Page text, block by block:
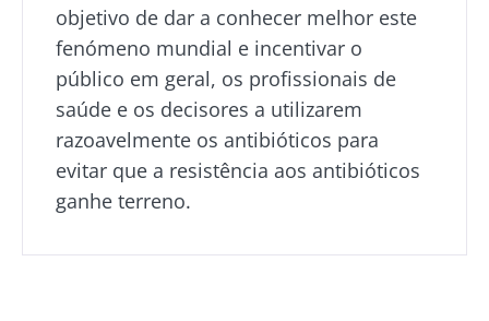
objetivo de dar a conhecer melhor este
fenómeno mundial e incentivar o
público em geral, os profissionais de
saúde e os decisores a utilizarem
razoavelmente os antibióticos para
evitar que a resistência aos antibióticos
ganhe terreno.